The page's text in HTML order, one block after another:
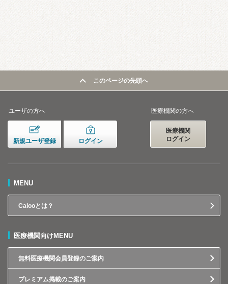
このページの先頭へ
ユーザの方へ
新規ユーザ登録 ログイン
医療機関の方へ
医療機関
ログイン
MENU
Calooとは？
医療機関向けMENU
無料医療機関会員登録のご案内
プレミアム掲載のご案内